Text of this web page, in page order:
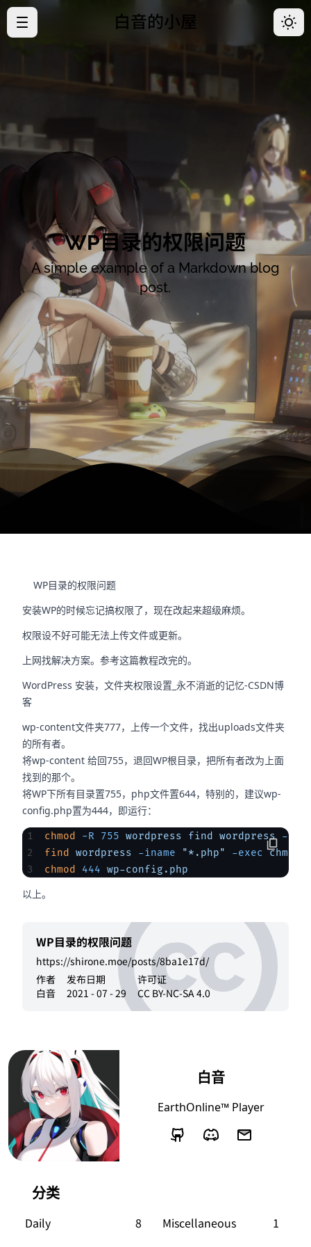
白音的小屋
·
· 关于
· 好友
WP目录的权限问题
A simple example of a Markdown blog
post.
WP目录的权限问题
安装WP的时候忘记搞权限了，现在改起来超级麻烦。
权限设不好可能无法上传文件或更新。
上网找解决方案。参考这篇教程改完的。
WordPress 安装，文件夹权限设置_永不消逝的记忆-CSDN博
客
wp-content文件夹777，上传一个文件，找出uploads文件夹
的所有者。
将wp-content 给回755，退回WP根目录，把所有者改为上面
找到的那个。
将WP下所有目录置755，php文件置644，特别的，建议wp-
config.php置为444，即运行：
chmod -R 755 wordpress find wordpress -
find
wordpress -iname "*.php" -exec chmod
chmod
444 wp-config.php
以上。
WP目录的权限问题
https://shirone.moe/posts/8ba1e17d/
作者
白音
发布日期
2021 - 07 - 29
许可证
CC BY-NC-SA 4.0
白音
EarthOnline™ Player
分类
Daily 8 Miscellaneous
1